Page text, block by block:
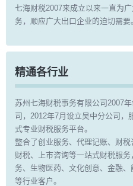
七海财税2007来成立以来一直为
务，顺应广大出口企业的迫切需要
精通各行业
苏州七海财税事务有限公司2007
司，2012年7月设立吴中分公司，
式专业财税服务平台。
整合了创业服务、代理记账、财
财税、上市咨询等一站式财税服
务、生物医药、文化创意、金融
等行业客户。